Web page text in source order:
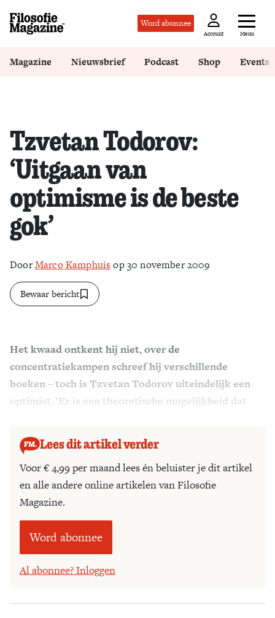
Word abonnee
Account Menu
Magazine Nieuwsbrief Podcast Shop Events
Tzvetan Todorov:
‘Uitgaan van
optimisme is de beste
gok’
DoorMarco Kamphuis op 30 november 2009
Bewaar bericht
Het kwaad ontkent hij niet, over de
concentratiekampen schreef hij verschillende
boeken – toch is Tzvetan Todorov uiteindelijk een
optimist. ‘Er is een theoretische mogelijkheid dat
Lees dit artikel verder
Voor € 4,99 per maand lees én beluister je dit artikel
en alle andere online artikelen van Filosofie
Magazine.
Word abonnee
Al abonnee? Inloggen